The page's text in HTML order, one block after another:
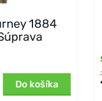
1884
Do košíka